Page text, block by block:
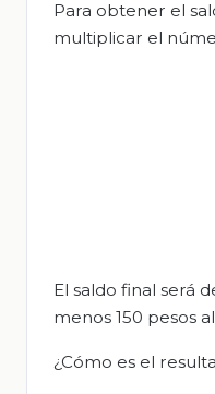
Para obtener el
multiplicar el
El saldo final será
menos 150 pesos
¿Cómo es el